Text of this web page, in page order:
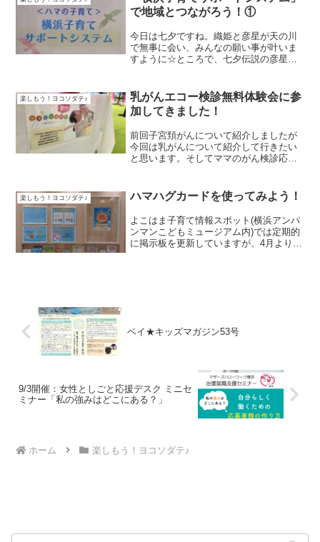
「楽しもう！ヨコソダテ♪...
で地域とつながろう！①
今日は七夕ですね。織姫と彦星が天の川
で無事に会い、みんなの願い事が叶いま
すように☆ところで、七夕伝説の彦星は
座」とそれぞれ星座を表していて、この
３つをつなげたのがいわゆる...
楽しもう！ヨコソダテ♪
乳がんエコー検診無料体験会に参
加してきました！
前回子宮頚がんについて紹介しましたが
今回は乳がんについて紹介して行きたい
と思います。そしてママのがん検診応援
す。私は乳がん検診を一度も受けた事が
ありません。胸を見せると...
楽しもう！ヨコソダテ♪ ハマハグカードを使ってみよう！
よこはま子育て情報スポット(横浜アンパ
ンマンこどもミュージアム内)では定期的
に掲示板を更新していますが、4月より
ベイ★キッズマガジン53号
9/3開催：女性としごと応援デスク ミニセ
ミナー「私の強みはどこにある？」
ホーム 楽しもう！ヨコソダテ♪